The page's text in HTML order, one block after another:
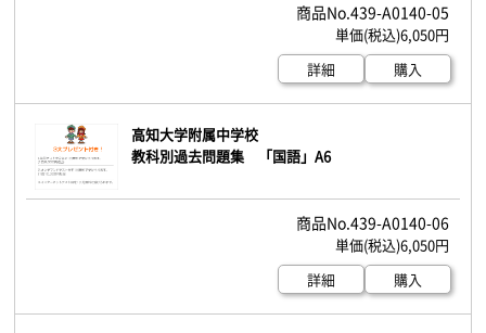
439-A0140-05
6,050円
詳細
購入
高知大学附属中学校
教科別過去問題集 「国語」A6
439-A0140-06
6,050円
詳細
購入